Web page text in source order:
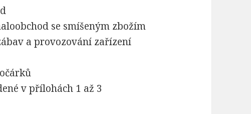
se smíšeným zbožím
a provozování zařízení
v přílohách 1 až 3